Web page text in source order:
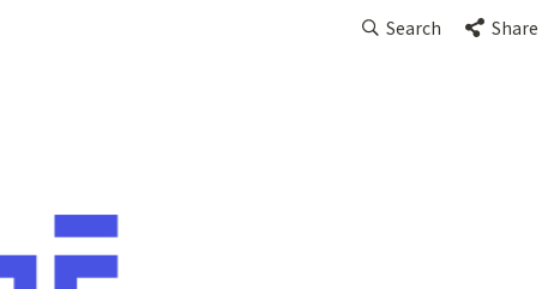
Search Share